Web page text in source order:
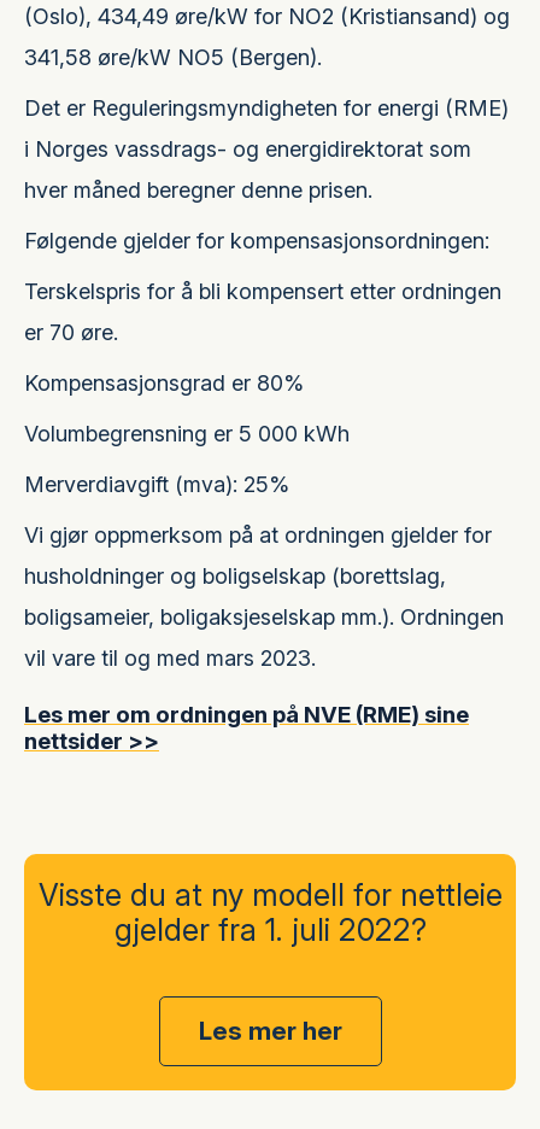
(Oslo), 434,49 øre/kW for NO2 (Kristiansand) og
341,58 øre/kW NO5 (Bergen).
Det er Reguleringsmyndigheten for energi (RME)
i Norges vassdrags- og energidirektorat som
hver måned beregner denne prisen.
Følgende gjelder for kompensasjonsordningen:
Terskelspris for å bli kompensert etter ordningen
er 70 øre.
Kompensasjonsgrad er 80%
Volumbegrensning er 5 000 kWh
Merverdiavgift (mva): 25%
Vi gjør oppmerksom på at ordningen gjelder for
husholdninger og boligselskap (borettslag,
boligsameier, boligaksjeselskap mm.). Ordningen
vil vare til og med mars 2023.
Les mer om ordningen på NVE (RME) sine
nettsider >>
Visste du at ny modell for nettleie
gjelder fra 1. juli 2022?
Les mer her